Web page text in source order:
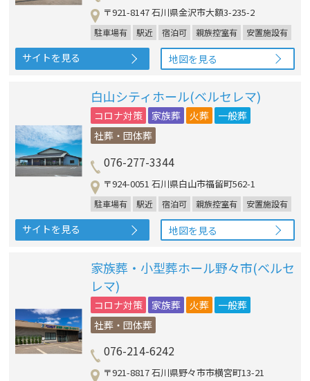
〒921-8147 石川県金沢市大額3-235-2
駐車場有 駅近 宿泊可 親族控室有 安置施設有
サイトを見る 地図を見る
白山シティホール(ベルセレマ)
コロナ対策 家族葬 火葬
一般葬
社葬・団体葬
076-277-3344
〒924-0051 石川県白山市福留町562-1
駐車場有 駅近 宿泊可 親族控室有 安置施設有
サイトを見る 地図を見る
家族葬・小型葬ホール野々市(ベルセ
レマ)
コロナ対策 家族葬 火葬
一般葬
社葬・団体葬
076-214-6242
〒921-8817 石川県野々市市横宮町13-21